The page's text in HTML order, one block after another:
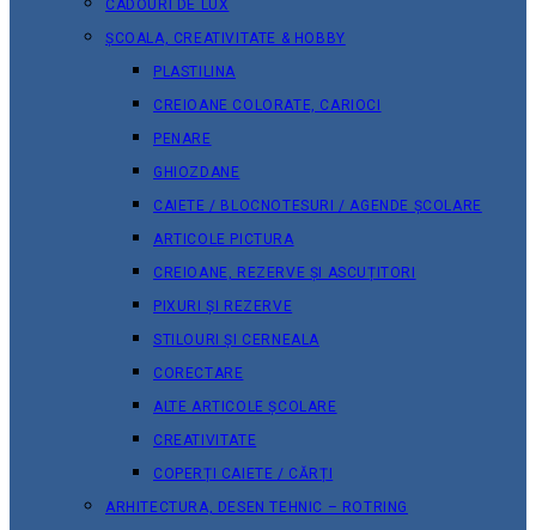
CADOURI DE LUX
ȘCOALA, CREATIVITATE & HOBBY
PLASTILINA
CREIOANE COLORATE, CARIOCI
PENARE
GHIOZDANE
CAIETE / BLOCNOTESURI / AGENDE ȘCOLARE
ARTICOLE PICTURA
CREIOANE, REZERVE ȘI ASCUȚITORI
PIXURI ȘI REZERVE
STILOURI ȘI CERNEALA
CORECTARE
ALTE ARTICOLE ȘCOLARE
CREATIVITATE
COPERȚI CAIETE / CĂRȚI
ARHITECTURA, DESEN TEHNIC – ROTRING